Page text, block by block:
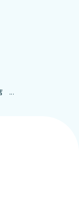
...